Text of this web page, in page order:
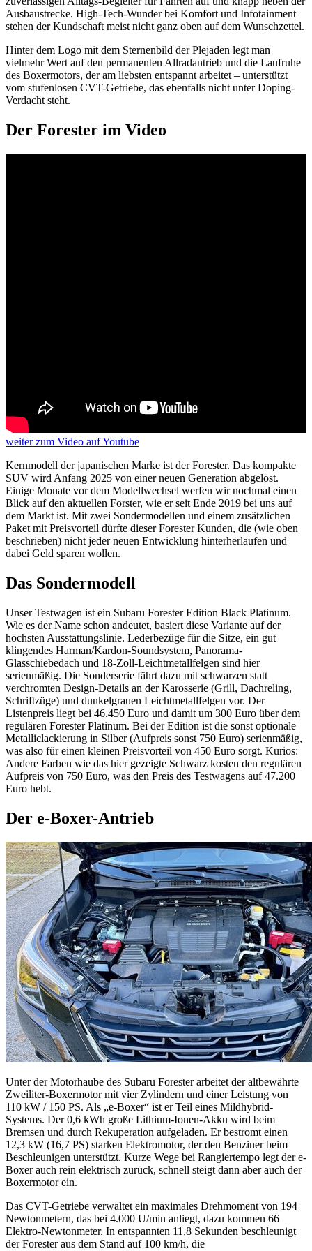
Ausbaustrecke. High-Tech-Wunder bei Komfort und Infotainment
stehen der Kundschaft meist nicht ganz oben auf dem Wunschzettel.
Hinter dem Logo mit dem Sternenbild der Plejaden legt man
vielmehr Wert auf den permanenten Allradantrieb und die Laufruhe
des Boxermotors, der am liebsten entspannt arbeitet – unterstützt
vom stufenlosen CVT-Getriebe, das ebenfalls nicht unter Doping-
Verdacht steht.
Der Forester im Video
weiterzum Video auf Youtube
Kernmodell der japanischen Marke ist der Forester. Das kompakte
SUV wird Anfang 2025 von einer neuen Generation abgelöst.
Einige Monate vor dem Modellwechsel werfen wir nochmal einen
Blick auf den aktuellen Forster, wie er seit Ende 2019 bei uns auf
dem Markt ist. Mit zwei Sondermodellen und einem zusätzlichen
Paket mit Preisvorteil dürfte dieser Forester Kunden, die (wie oben
beschrieben) nicht jeder neuen Entwicklung hinterherlaufen und
dabei Geld sparen wollen.
Das Sondermodell
Unser Testwagen ist ein Subaru Forester Edition Black Platinum.
Wie es der Name schon andeutet, basiert diese Variante auf der
höchsten Ausstattungslinie. Lederbezüge für die Sitze, ein gut
klingendes Harman/Kardon-Soundsystem, Panorama-
Glasschiebedach und 18-Zoll-Leichtmetallfelgen sind hier
serienmäßig. Die Sonderserie fährt dazu mit schwarzen statt
verchromten Design-Details an der Karosserie (Grill, Dachreling,
Schriftzüge) und dunkelgrauen Leichtmetallfelgen vor. Der
Listenpreis liegt bei 46.450 Euro und damit um 300 Euro über dem
regulären Forester Platinum. Bei der Edition ist die sonst optionale
Metalliclackierung in Silber (Aufpreis sonst 750 Euro) serienmäßig,
was also für einen kleinen Preisvorteil von 450 Euro sorgt. Kurios:
Andere Farben wie das hier gezeigte Schwarz kosten den regulären
Aufpreis von 750 Euro, was den Preis des Testwagens auf 47.200
Euro hebt.
Der e-Boxer-Antrieb
Unter der Motorhaube des Subaru Forester arbeitet der altbewährte
Zweiliter-Boxermotor mit vier Zylindern und einer Leistung von
110 kW / 150 PS. Als „e-Boxer“ ist er Teil eines Mildhybrid-
Systems. Der 0,6 kWh große Lithium-Ionen-Akku wird beim
Bremsen und durch Rekuperation aufgeladen. Er bestromt einen
12,3 kW (16,7 PS) starken Elektromotor, der den Benziner beim
Beschleunigen unterstützt. Kurze Wege bei Rangiertempo legt der e-
Boxer auch rein elektrisch zurück, schnell steigt dann aber auch der
Boxermotor ein.
Das CVT-Getriebe verwaltet ein maximales Drehmoment von 194
Newtonmetern, das bei 4.000 U/min anliegt, dazu kommen 66
Elektro-Newtonmeter. In entspannten 11,8 Sekunden beschleunigt
der Forester aus dem Stand auf 100 km/h, die